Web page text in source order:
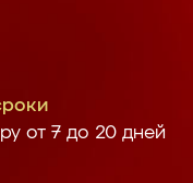
от 7 до 20 дней